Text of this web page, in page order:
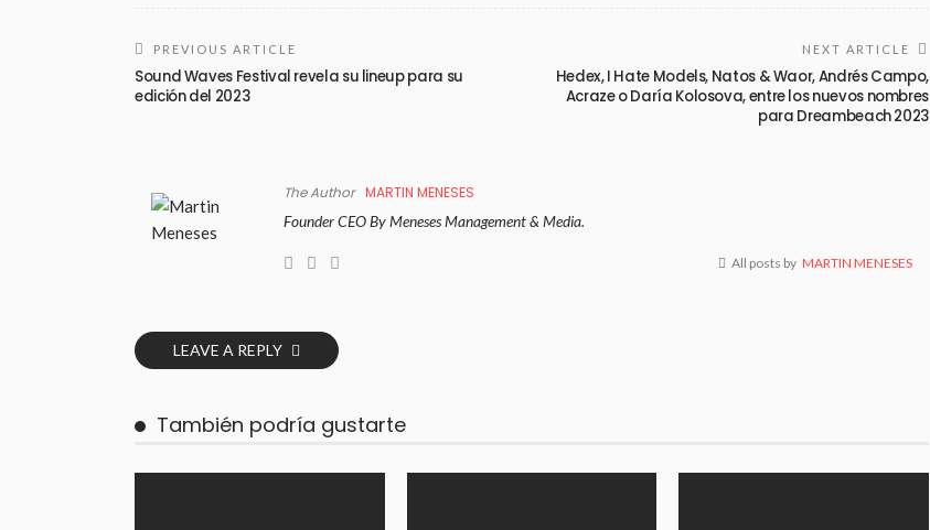
PREVIOUS ARTICLE
Sound Waves Festival revela su lineup para su
edición del 2023
NEXT ARTICLE
Hedex, I Hate Models, Natos & Waor, Andrés Campo,
Acraze o Daría Kolosova, entre los nuevos nombres
para Dreambeach 2023
The Author MARTIN MENESES
Founder CEO By Meneses Management & Media.
All posts by MARTIN MENESES
LEAVE A REPLY
También podría gustarte